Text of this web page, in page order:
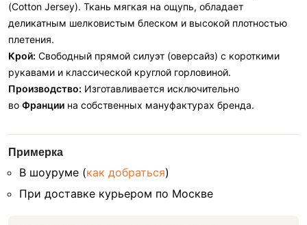
(Cotton Jersey). Ткань мягкая на ощупь, обладает
деликатным шелковистым блеском и высокой плотностью
плетения.
Крой: Свободный прямой силуэт (оверсайз) с короткими
рукавами и классической круглой горловиной.
Производство: Изготавливается исключительно
во Франции на собственных мануфактурах бренда.
Примерка
В шоуруме (как добраться)
При доставке курьером по Москве